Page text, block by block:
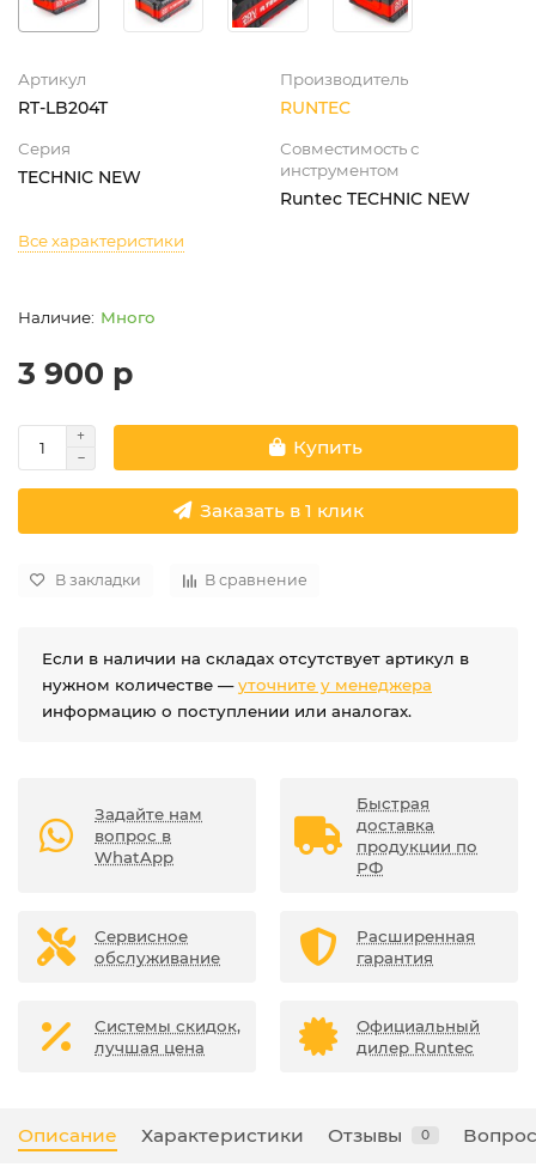
Артикул
RT-LB204T
Производитель
RUNTEC
Серия
TECHNIC NEW
Совместимость с
инструментом
Runtec TECHNIC NEW
Все характеристики
Много
3 900 р
Купить
Заказать в 1 клик
В закладки В сравнение
Если в наличии на складах отсутствует артикул в
нужном количестве —уточните у менеджера
информацию о поступлении или аналогах.
Задайте нам
вопрос в
WhatApp
Быстрая
доставка
продукции по
РФ
Сервисное
обслуживание
Расширенная
гарантия
Системы скидок,
лучшая цена
Официальный
дилер Runtec
Описание Характеристики Отзывы 0